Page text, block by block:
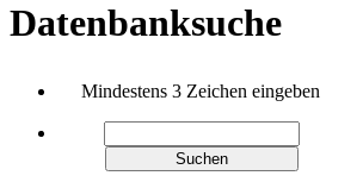
Datenbanksuche
Mindestens 3 Zeichen eingeben